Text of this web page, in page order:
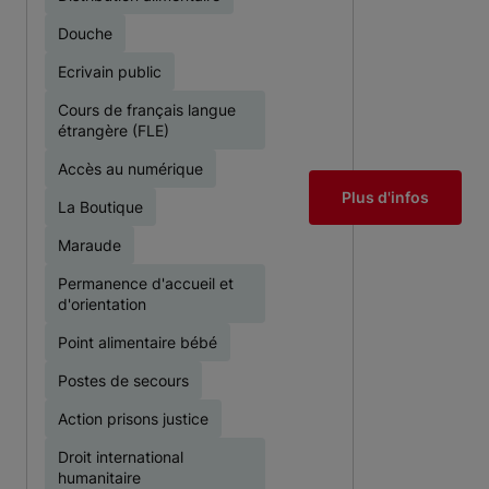
Douche
Ecrivain public
Cours de français langue
étrangère (FLE)
Accès au numérique
La Boutique
Maraude
Permanence d'accueil et
d'orientation
Point alimentaire bébé
Postes de secours
Action prisons justice
Droit international
humanitaire
Plus d'infos